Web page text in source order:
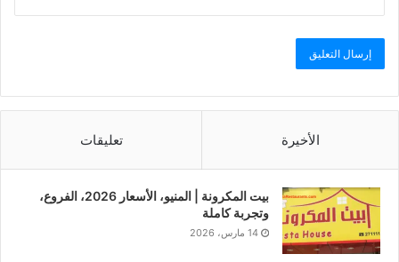
الأخيرة تعليقات
بيت المكرونة | المنيو، الأسعار 2026، الفروع،
وتجربة كاملة
14 مارس، 2026